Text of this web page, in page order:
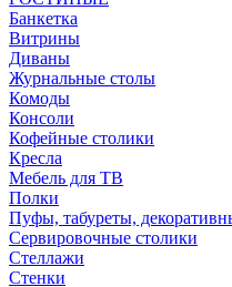
Банкетка
Витрины
Диваны
Журнальные столы
Комоды
Консоли
Кофейные столики
Кресла
Мебель для ТВ
Полки
Пуфы, табуреты,
Сервировочные столики
Стеллажи
Стенки